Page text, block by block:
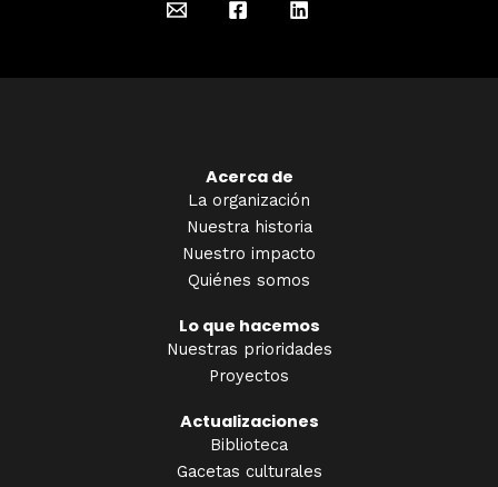
Acerca de
La organización
Nuestra historia
Nuestro impacto
Quiénes somos
Lo que hacemos
Nuestras prioridades
Proyectos
Actualizaciones
Biblioteca
Gacetas culturales